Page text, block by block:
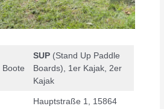
Boote
SUP (Stand Up Paddle
Boards), 1er Kajak, 2er
Kajak
Hauptstraße 1, 15864